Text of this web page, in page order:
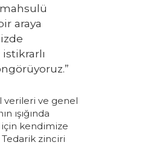
araya
istikrarlı
verileri ve genel
ışığında
kendimize
zinciri